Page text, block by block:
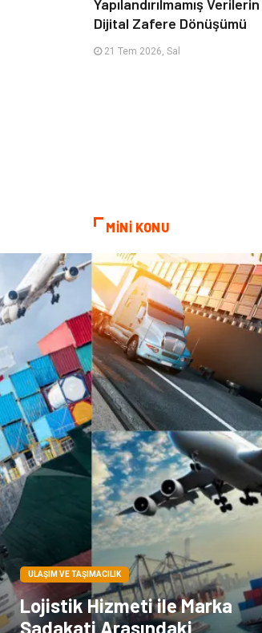
Yapılandırılmamış Verilerin
Dijital Zafere Dönüşümü
21 Tem 2026, Sal
MİNİ KONU
ULAŞIM VE TAŞIMACILIK
Lojistik Hizmeti ile Marka
Sadakati Arasındaki